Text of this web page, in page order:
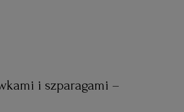
i szparagami –